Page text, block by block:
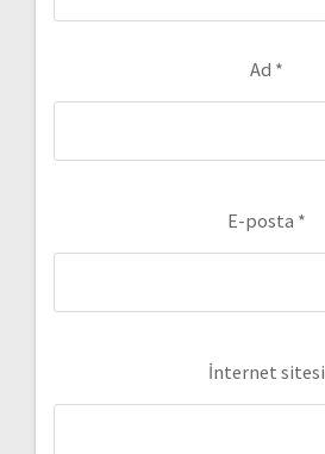
Ad *
E-posta *
İnternet sitesi